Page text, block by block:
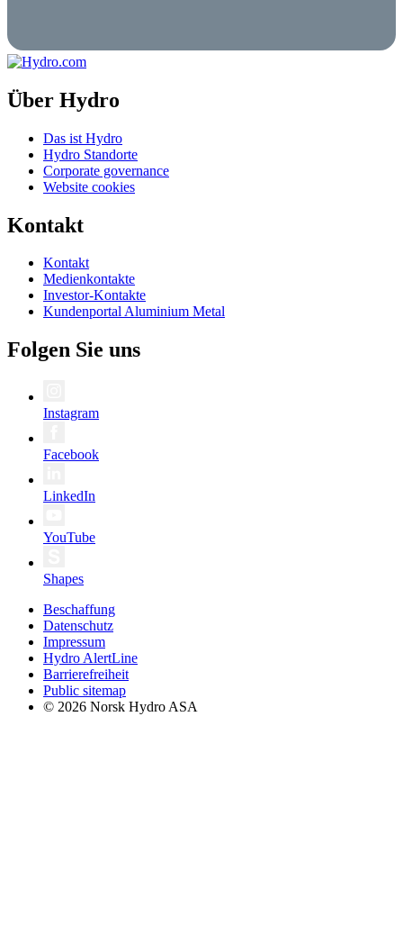
Über Hydro
Das ist Hydro
Hydro Standorte
Corporate governance
Website cookies
Kontakt
Kontakt
Medienkontakte
Investor-Kontakte
Kundenportal Aluminium Metal
Folgen Sie uns
Instagram
Facebook
LinkedIn
YouTube
Shapes
Beschaffung
Datenschutz
Impressum
Hydro AlertLine
Barrierefreiheit
Public sitemap
© 2026 Norsk Hydro ASA